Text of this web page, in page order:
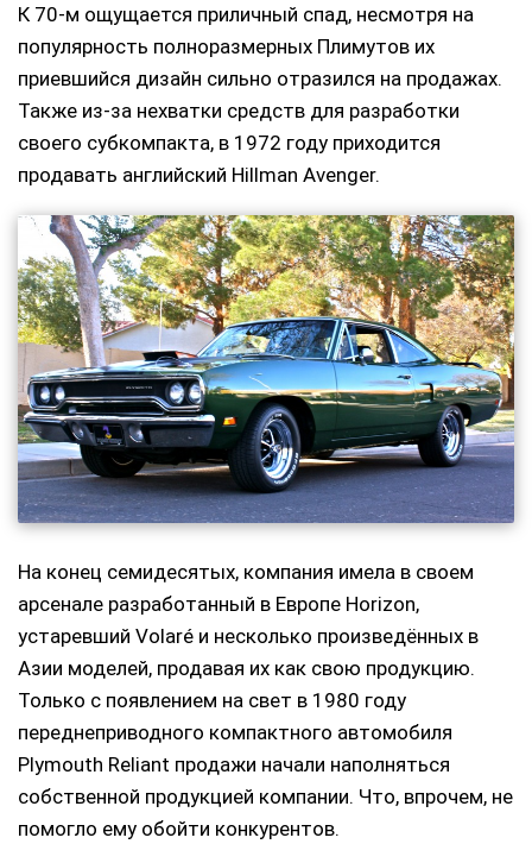
К 70-м ощущается приличный спад, несмотря на
популярность полноразмерных Плимутов их
приевшийся дизайн сильно отразился на продажах.
Также из-за нехватки средств для разработки
своего субкомпакта, в 1972 году приходится
продавать английский Hillman Avenger.
На конец семидесятых, компания имела в своем
арсенале разработанный в Европе Horizon,
устаревший Volaré и несколько произведённых в
Азии моделей, продавая их как свою продукцию.
Только с появлением на свет в 1980 году
переднеприводного компактного автомобиля
Plymouth Reliant продажи начали наполняться
собственной продукцией компании. Что, впрочем, не
помогло ему обойти конкурентов.